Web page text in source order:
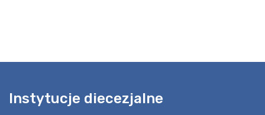
Instytucje diecezjalne